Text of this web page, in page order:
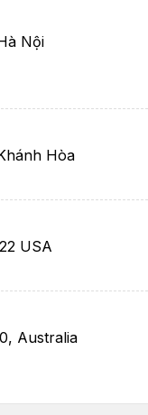
Nội
Hòa
USA
Australia